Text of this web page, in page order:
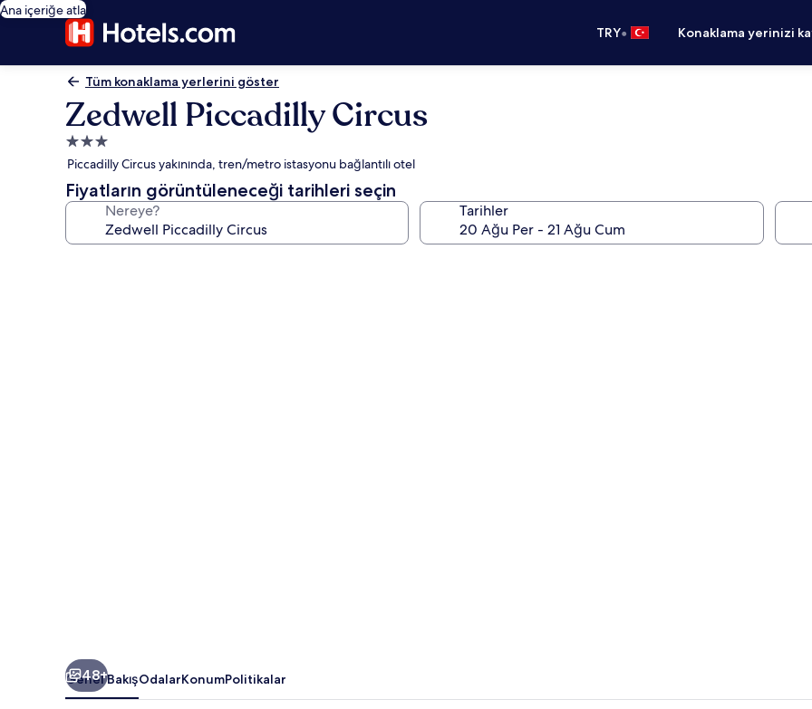
Ana içeriğe atla
TRY• Konaklama yerinizi
Tüm konaklama yerlerini göster
Zedwell Piccadilly Circus
3.0
yıldızlı
konaklama
yeri
Piccadilly Circus yakınında, tren/metro istasyonu bağlantılı otel
Fiyatların görüntüleneceği tarihleri seçin
Nereye? Tarihler
48+
Genel BakışOdalarKonumPolitikalar